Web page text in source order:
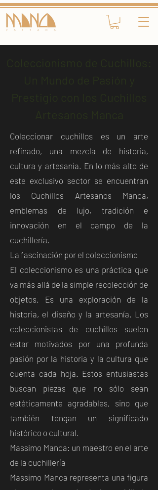
Coleccionar cuchillos es un arte
refinado, una mezcla de historia,
cultura y artesanía. En lo más alto de
este exclusivo sector se encuentran
los Cuchillos Artesanos Manca,
emblemas de lujo, tradición e
innovación en el campo de la
cuchillería.
La fascinación por el coleccionismo
El coleccionismo es una práctica que
va más allá de la simple recolección de
objetos. Es una exploración de la
historia, el diseño y la artesanía. Los
coleccionistas de cuchillos suelen
estar motivados por una profunda
pasión por la historia y la cultura que
cuenta cada hoja. Estos entusiastas
buscan piezas que no sólo sean
estéticamente agradables, sino que
también tengan un significado
histórico o cultural.
Massimo Manca: un maestro en el arte
de la cuchillería
Massimo Manca representa una figura